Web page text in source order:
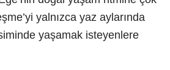
yalnızca yaz aylarında
yaşamak isteyenlere